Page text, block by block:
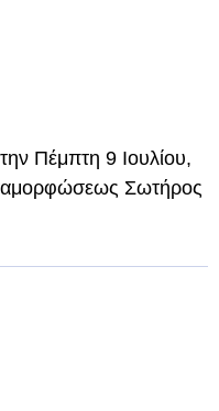
Πέμπτη 9 Ιουλίου,
Σωτήρος